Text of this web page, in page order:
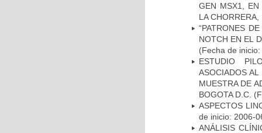
GEN MSX1, EN
LA
“PATRONES
NOTCH EN EL
(Fecha de
ESTUDIO
ASOCIADOS
MUESTRA DE
BOGOTA D.C.
ASPECTOS
de inicio: 2006-
ANÁLISIS